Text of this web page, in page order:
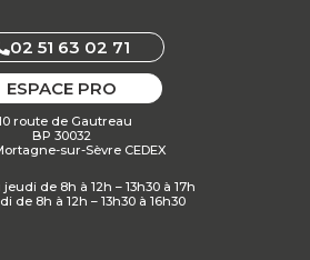
02 51 63 02 71
ESPACE PRO
route de Gautreau
BP 30032
sur-Sèvre CEDEX
de 8h à 12h – 13h30 à 17h
de 8h à 12h – 13h30 à 16h30